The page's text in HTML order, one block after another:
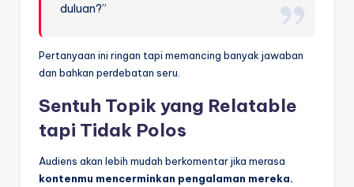
duluan?”
Pertanyaan ini ringan tapi memancing banyak jawaban
dan bahkan perdebatan seru.
Sentuh Topik yang Relatable
tapi Tidak Polos
Audiens akan lebih mudah berkomentar jika merasa
kontenmu mencerminkan pengalaman mereka.